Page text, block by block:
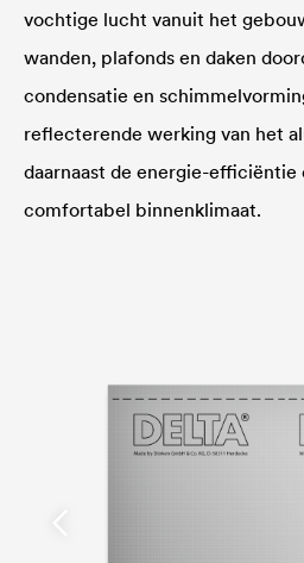
vochtige lucht vanuit het
wanden, plafonds en daken
condensatie en
reflecterende werking van het
daarnaast de energie-efficiëntie
comfortabel binnenklimaat.